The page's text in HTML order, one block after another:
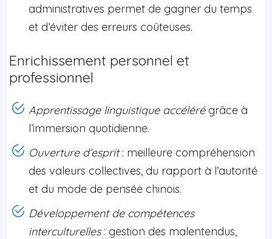
administratives permet de gagner du temps
et d’éviter des erreurs coûteuses.
Enrichissement personnel et
professionnel
Apprentissage linguistique accélérégrâce à
l’immersion quotidienne.
Ouverture d’esprit: meilleure compréhension
des valeurs collectives, du rapport à l’autorité
et du mode de pensée chinois.
Développement de compétences
interculturelles: gestion des malentendus,